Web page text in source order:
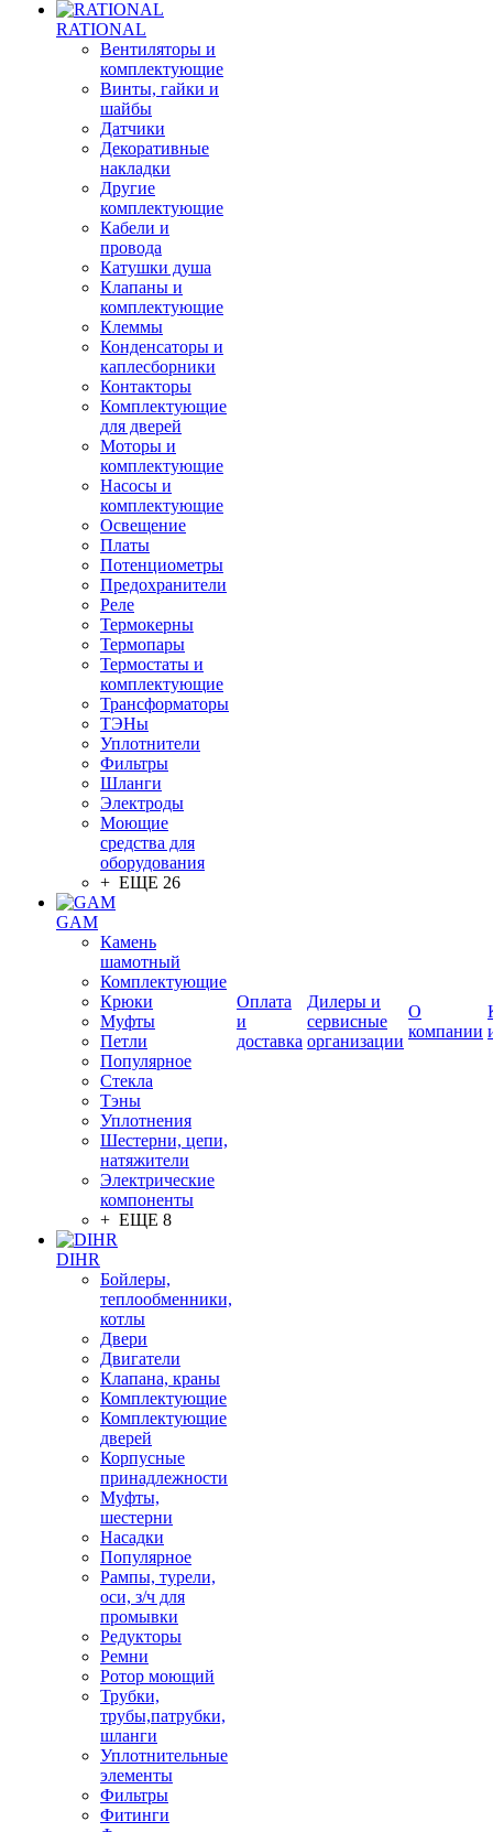
RATIONAL
Вентиляторы и
комплектующие
Винты, гайки и
шайбы
Датчики
Декоративные
накладки
Другие
комплектующие
Кабели и
провода
Катушки душа
Клапаны и
комплектующие
Клеммы
Конденсаторы и
каплесборники
Контакторы
Комплектующие
для дверей
Моторы и
комплектующие
Насосы и
комплектующие
Освещение
Платы
Потенциометры
Предохранители
Реле
Термокерны
Термопары
Термостаты и
комплектующие
Трансформаторы
ТЭНы
Уплотнители
Фильтры
Шланги
Электроды
Моющие
средства для
оборудования
+ ЕЩЕ 26
GAM
Камень
шамотный
Комплектующие
Крюки
Муфты
Петли
Популярное
Стекла
Тэны
Уплотнения
Шестерни, цепи,
натяжители
Электрические
компоненты
+ ЕЩЕ 8
DIHR
Бойлеры,
теплообменники,
котлы
Двери
Двигатели
Клапана, краны
Комплектующие
Комплектующие
дверей
Корпусные
принадлежности
Муфты,
шестерни
Насадки
Популярное
Рампы, турели,
оси, з/ч для
промывки
Редукторы
Ремни
Ротор моющий
Трубки,
трубы,патрубки,
шланги
Уплотнительные
элементы
Фильтры
Фитинги
Оплата
и
доставка
Дилеры и
сервисные
организации
О
компании